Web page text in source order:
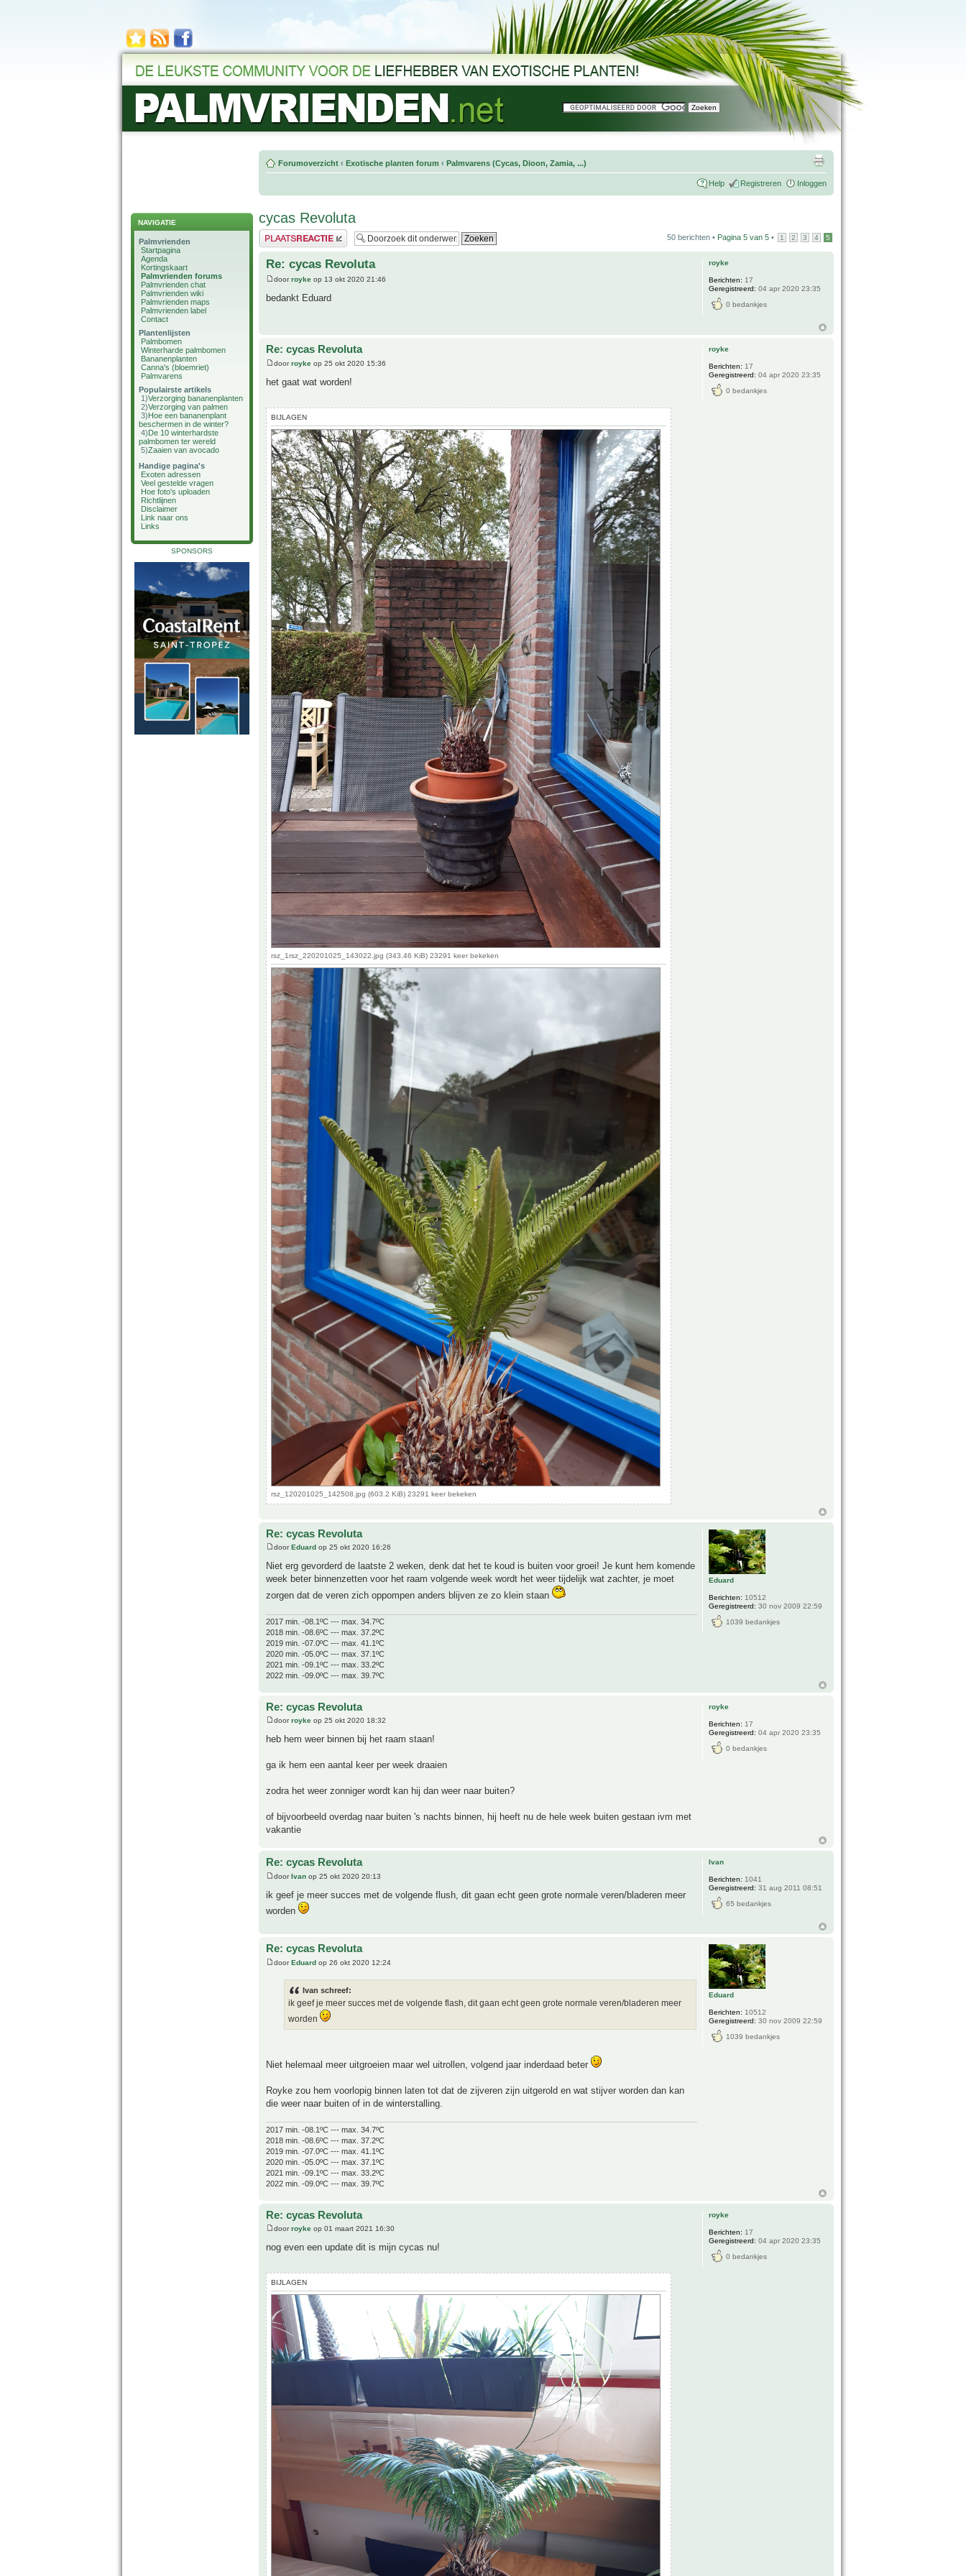
NAVIGATIE
Palmvrienden
Startpagina
Agenda
Kortingskaart
Palmvrienden forums
Palmvrienden chat
Palmvrienden wiki
Palmvrienden maps
Palmvrienden label
Contact
Plantenlijsten
Palmbomen
Winterharde palmbomen
Bananenplanten
Canna's (bloemriet)
Palmvarens
Populairste artikels
1)Verzorging bananenplanten
2)Verzorging van palmen
3)Hoe een bananenplant
beschermen in de winter?
4)De 10 winterhardste
palmbomen ter wereld
5)Zaaien van avocado
Handige pagina's
Exoten adressen
Veel gestelde vragen
Hoe foto's uploaden
Richtlijnen
Disclaimer
Link naar ons
Links
SPONSORS
Forumoverzicht ‹ Exotische planten forum ‹ Palmvarens (Cycas, Dioon, Zamia, ...)
Help Registreren Inloggen
cycas Revoluta
Plaats een reactie 50 berichten • Pagina 5 van 5 • 1 2 3 4 5
Re: cycas Revoluta
doorroyke op 13 okt 2020 21:46
bedankt Eduard
royke
Berichten: 17
Geregistreerd: 04 apr 2020 23:35
0 bedankjes
Re: cycas Revoluta
doorroyke op 25 okt 2020 15:36
het gaat wat worden!
BIJLAGEN
rsz_1rsz_220201025_143022.jpg (343.46 KiB) 23291 keer bekeken
rsz_120201025_142508.jpg (603.2 KiB) 23291 keer bekeken
royke
Berichten: 17
Geregistreerd: 04 apr 2020 23:35
0 bedankjes
Re: cycas Revoluta
doorEduard op 25 okt 2020 16:26
Niet erg gevorderd de laatste 2 weken, denk dat het te koud is buiten voor groei! Je kunt hem komende
week beter binnenzetten voor het raam volgende week wordt het weer tijdelijk wat zachter, je moet
zorgen dat de veren zich oppompen anders blijven ze zo klein staan
2017 min. -08.1ºC --- max. 34.7ºC
2018 min. -08.6ºC --- max. 37.2ºC
2019 min. -07.0ºC --- max. 41.1ºC
2020 min. -05.0ºC --- max. 37.1ºC
2021 min. -09.1ºC --- max. 33.2ºC
2022 min. -09.0ºC --- max. 39.7ºC
Eduard
Berichten: 10512
Geregistreerd: 30 nov 2009 22:59
1039 bedankjes
Re: cycas Revoluta
doorroyke op 25 okt 2020 18:32
heb hem weer binnen bij het raam staan!
ga ik hem een aantal keer per week draaien
zodra het weer zonniger wordt kan hij dan weer naar buiten?
of bijvoorbeeld overdag naar buiten 's nachts binnen, hij heeft nu de hele week buiten gestaan ivm met
vakantie
royke
Berichten: 17
Geregistreerd: 04 apr 2020 23:35
0 bedankjes
Re: cycas Revoluta
doorIvan op 25 okt 2020 20:13
ik geef je meer succes met de volgende flush, dit gaan echt geen grote normale veren/bladeren meer
worden
Ivan
Berichten: 1041
Geregistreerd: 31 aug 2011 08:51
65 bedankjes
Re: cycas Revoluta
doorEduard op 26 okt 2020 12:24
Ivan schreef:
ik geef je meer succes met de volgende flash, dit gaan echt geen grote normale veren/bladeren meer
worden
Niet helemaal meer uitgroeien maar wel uitrollen, volgend jaar inderdaad beter
Royke zou hem voorlopig binnen laten tot dat de zijveren zijn uitgerold en wat stijver worden dan kan
die weer naar buiten of in de winterstalling.
2017 min. -08.1ºC --- max. 34.7ºC
2018 min. -08.6ºC --- max. 37.2ºC
2019 min. -07.0ºC --- max. 41.1ºC
2020 min. -05.0ºC --- max. 37.1ºC
2021 min. -09.1ºC --- max. 33.2ºC
2022 min. -09.0ºC --- max. 39.7ºC
Eduard
Berichten: 10512
Geregistreerd: 30 nov 2009 22:59
1039 bedankjes
Re: cycas Revoluta
doorroyke op 01 maart 2021 16:30
nog even een update dit is mijn cycas nu!
BIJLAGEN
royke
Berichten: 17
Geregistreerd: 04 apr 2020 23:35
0 bedankjes